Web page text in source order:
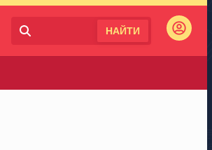
НАЙТИ Войти